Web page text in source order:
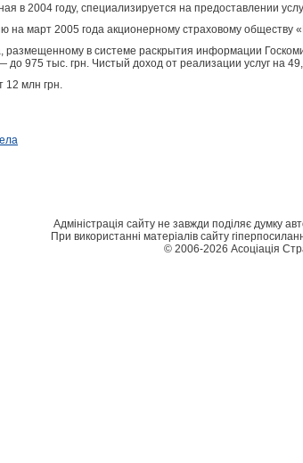
в 2004 году, специализируется на предоставлении
март 2005 года акционерному страховому обществу
размещенному в системе раскрытия информации
до 975 тыс. грн. Чистый доход от реализации услуг на
12 млн грн.
Адміністрація сайту не завжди поділяє думку
При використанні матеріалів сайту
© 2006-2026 Асоціація